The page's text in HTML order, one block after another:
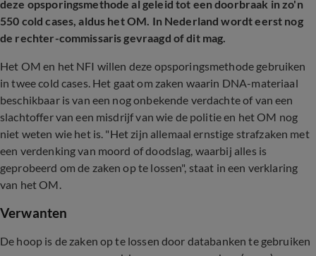
deze opsporingsmethode al geleid tot een doorbraak in zo'n
550 cold cases, aldus het OM. In Nederland wordt eerst nog
de rechter-commissaris gevraagd of dit mag.
Het OM en het NFI willen deze opsporingsmethode gebruiken
in twee cold cases. Het gaat om zaken waarin DNA-materiaal
beschikbaar is van een nog onbekende verdachte of van een
slachtoffer van een misdrijf van wie de politie en het OM nog
niet weten wie het is. "Het zijn allemaal ernstige strafzaken met
een verdenking van moord of doodslag, waarbij alles is
geprobeerd om de zaken op te lossen", staat in een verklaring
van het OM.
Verwanten
De hoop is de zaken op te lossen door databanken te gebruiken